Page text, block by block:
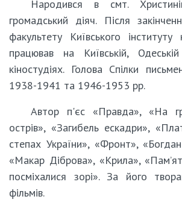
Народився в смт.
громадський діяч. Після
факультету Київського інституту
працював на Київській,
кіностудіях. Голова Спілки
1938-1941 та 1946-1953 рр.
Автор п'єс «Правда», «На
острів», «Загибель ескадри»,
степах України», «Фронт»,
«Макар Діброва», «Крила»,
посміхалися зорі». За його
фільмів.